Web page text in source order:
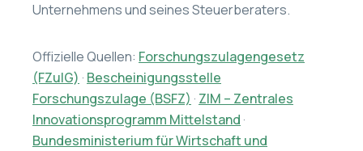
Unternehmens und seines Steuerberaters.
Offizielle Quellen: Forschungszulagengesetz
(FZulG) · Bescheinigungsstelle
Forschungszulage (BSFZ) · ZIM – Zentrales
Innovationsprogramm Mittelstand ·
Bundesministerium für Wirtschaft und